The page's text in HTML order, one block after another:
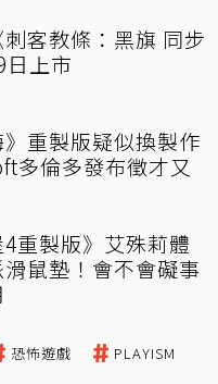
客教條：黑旗 同步
日上市
》重製版疑似換製作
多倫多發布徵才又
4重製版》艾殊莉體
鼠墊！會不會礙事
恐怖遊戲 PLAYISM